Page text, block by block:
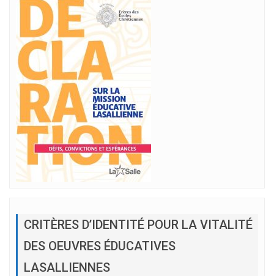
CRITÈRES D’IDENTITÉ POUR LA VITALITÉ
DES OEUVRES ÉDUCATIVES
LASALLIENNES